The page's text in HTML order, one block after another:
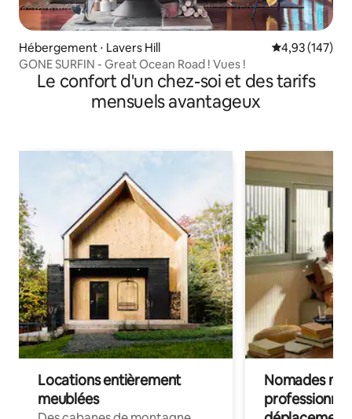
Hébergement ⋅ Lavers Hill Évaluation
4,93 (147)
GONE SURFIN - Great Ocean Road ! Vues !
Le confort d'un chez-soi et des tarifs
mensuels avantageux
Locations entièrement
meublées
Nomades